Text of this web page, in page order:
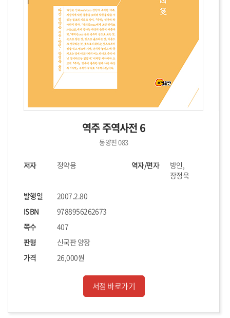
역주 주역사전 6
동양편 083
저자 정약용 역자/편자
방인,
장정욱
발행일
2007.2.80
ISBN
9788956262673
쪽수
407
판형
신국판 양장
가격
26,000원
서점 바로가기